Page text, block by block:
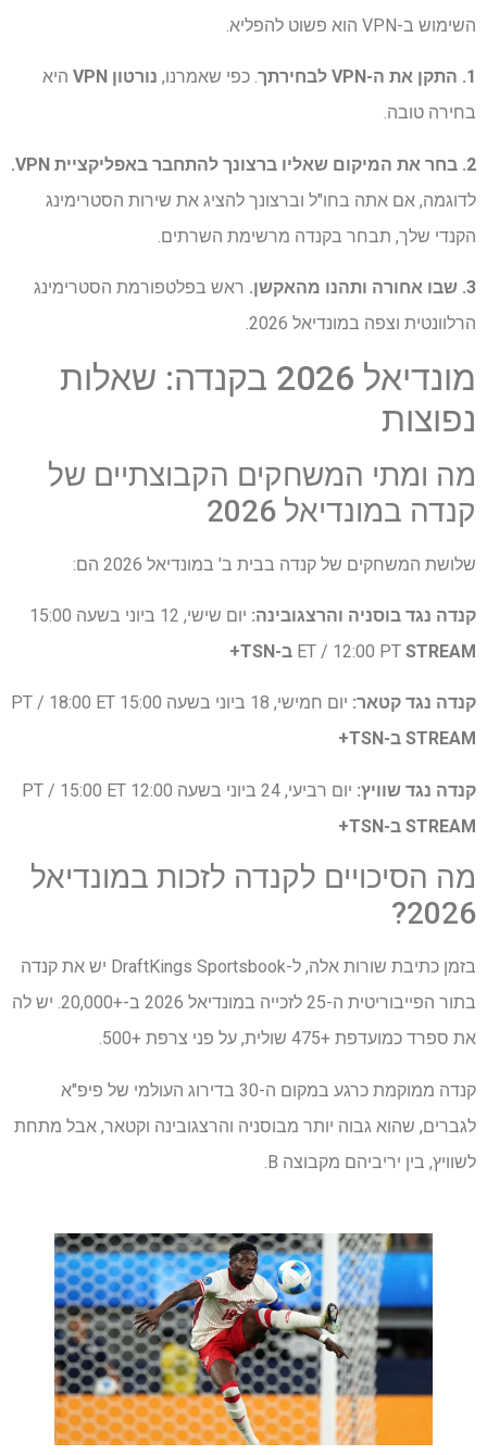
השימוש ב-VPN הוא פשוט להפליא.
1. התקן את ה-VPN לבחירתך . כפי שאמרנו, נורטון VPN
היא
בחירה טובה.
2. בחר את המיקום שאליו ברצונך להתחבר באפליקציית VPN.
לדוגמה, אם אתה בחו"ל וברצונך להציג את שירות הסטרימינג
הקנדי שלך, תבחר בקנדה מרשימת השרתים.
3. שבו אחורה ותהנו מהאקשן.
ראש בפלטפורמת הסטרימינג
הרלוונטית וצפה במונדיאל 2026.
מונדיאל 2026 בקנדה: שאלות
נפוצות
מה ומתי המשחקים הקבוצתיים של
קנדה במונדיאל 2026
שלושת המשחקים של קנדה בבית ב' במונדיאל 2026 הם:
קנדה נגד בוסניה והרצגובינה:
יום שישי, 12 ביוני בשעה 15:00
ET / 12:00 PT STREAM ב-TSN+
קנדה נגד קטאר: יום חמישי, 18 ביוני בשעה 15:00 PT / 18:00 ET
STREAM ב-TSN+
קנדה נגד שוויץ: יום רביעי, 24 ביוני בשעה 12:00 PT / 15:00 ET
STREAM ב-TSN+
מה הסיכויים לקנדה לזכות במונדיאל
2026?
בזמן כתיבת שורות אלה, ל-DraftKings Sportsbook יש את קנדה
בתור הפייבוריטית ה-25 לזכייה במונדיאל 2026 ב-+20,000. יש לה
את ספרד כמועדפת +475 שולית, על פני צרפת +500.
קנדה ממוקמת כרגע במקום ה-30 בדירוג העולמי של פיפ"א
לגברים, שהוא גבוה יותר מבוסניה והרצגובינה וקטאר, אבל מתחת
לשוויץ, בין יריביהם מקבוצה B.